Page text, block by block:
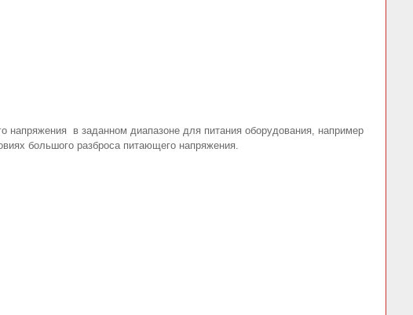
напряжения в заданном диапазоне для питания оборудования, например
большого разброса питающего напряжения.